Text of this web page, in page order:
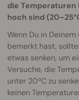
die Temperaturen
hoch sind
Wenn Du in
bemerkt hast,
etwas senken, um
Versuche, die
unter 20ºC zu
keinen